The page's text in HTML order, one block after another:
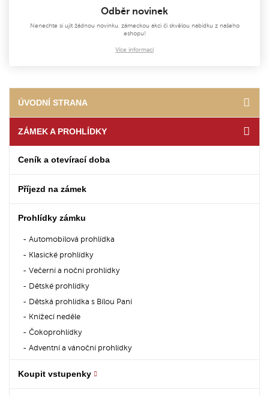
Odběr novinek
Nenechte si ujít žádnou novinku, zámeckou akci či skvělou nabídku z našeho
eshopu!
Více informací
ÚVODNÍ STRANA
ZÁMEK A PROHLÍDKY
Ceník a otevírací doba
Příjezd na zámek
Prohlídky zámku
Automobilová prohlídka
Klasické prohlídky
Večerní a noční prohlídky
Dětské prohlídky
Dětská prohlídka s Bílou Paní
Knížecí neděle
Čokoprohlídky
Adventní a vánoční prohlídky
Koupit vstupenky